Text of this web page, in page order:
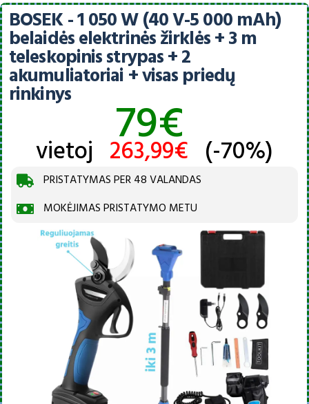
BOSEK - 1 050 W (40 V-5 000 mAh)
belaidės elektrinės žirklės + 3 m
teleskopinis strypas + 2
akumuliatoriai + visas priedų
rinkinys 79€
vietoj 263,99€ (-70%)
PRISTATYMAS PER 48 VALANDAS
MOKĖJIMAS PRISTATYMO METU